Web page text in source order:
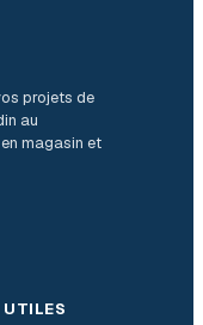
projets de
au
magasin et
UTILES